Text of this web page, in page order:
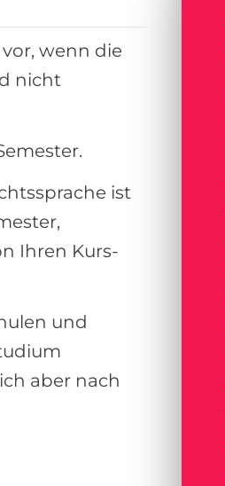
wenn die
nicht
ist
Ihren Kurs-
und
aber nach